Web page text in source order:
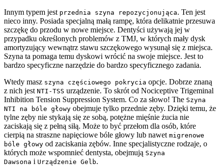
Innym typem jest przednia szyna repozycjonująca. Ten jest
nieco inny. Posiada specjalną małą rampę, która delikatnie przesuwa
szczękę do przodu w nowe miejsce. Dentyści używają jej w
przypadku określonych problemów z TMJ, w których mały dysk
amortyzujący wewnątrz stawu szczękowego wysunął się z miejsca.
Szyna ta pomaga temu dyskowi wrócić na swoje miejsce. Jest to
bardzo specyficzne narzędzie do bardzo specyficznego zadania.
Wtedy masz szyna częściowego pokrycia opcje. Dobrze znaną
z nich jest NTI-TSS urządzenie. To skrót od Nociceptive Trigeminal
Inhibition Tension Suppression System. Co za słowo! The Szyna
NTI na bóle głowy obejmuje tylko przednie zęby. Dzięki temu, że
tylne zęby nie stykają się ze sobą, potężne mięśnie żucia nie
zaciskają się z pełną siłą. Może to być przełom dla osób, które
cierpią na straszne napięciowe bóle głowy lub nawet migrenowe
bóle głowy od zaciskania zębów. Inne specjalistyczne rodzaje, o
których może wspomnieć dentysta, obejmują Szyna
Dawsona i Urządzenie Gelb.